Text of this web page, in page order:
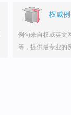
权威
例句来自权威英文
等，提供最专业的